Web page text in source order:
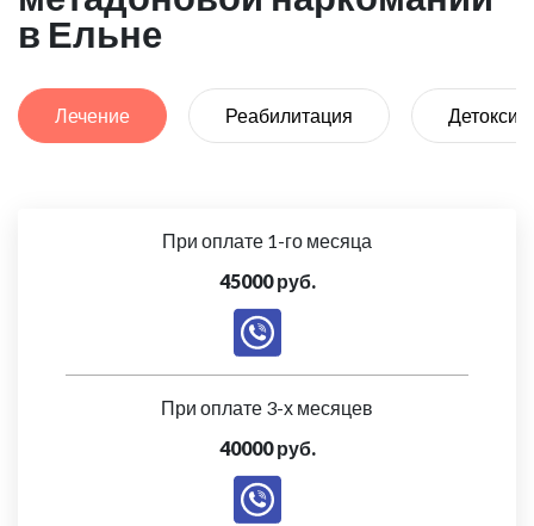
в Ельне
Лечение Реабилитация
При оплате 1-го месяца
45000 руб.
При оплате 3-х месяцев
40000 руб.